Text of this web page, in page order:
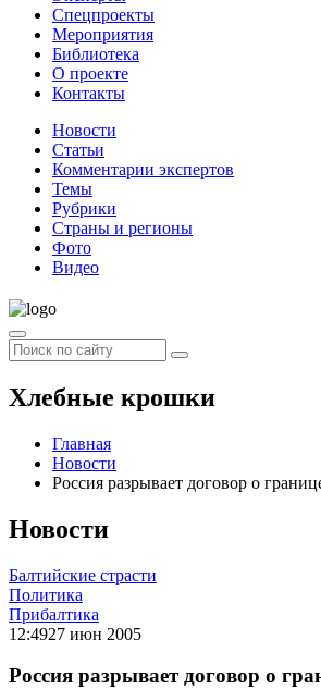
Спецпроекты
Мероприятия
Библиотека
О проекте
Контакты
Новости
Статьи
Комментарии экспертов
Темы
Рубрики
Страны и регионы
Фото
Видео
Хлебные крошки
Главная
Новости
Россия разрывает договор о
Новости
Балтийские страсти
Политика
Прибалтика
12:4927 июн 2005
Россия разрывает договор о